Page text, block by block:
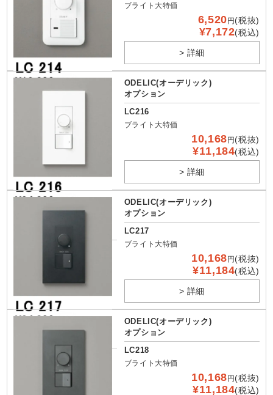
ブライト大特価
6,520 円 (税抜)
¥7,172(税込)
> 詳細
ODELIC(オーデリック)
オプション
LC216
ブライト大特価
10,168 円 (税抜)
¥11,184(税込)
> 詳細
ODELIC(オーデリック)
オプション
LC217
ブライト大特価
10,168 円 (税抜)
¥11,184(税込)
> 詳細
ODELIC(オーデリック)
オプション
LC218
ブライト大特価
10,168 円 (税抜)
¥11,184(税込)